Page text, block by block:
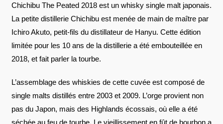
Chichibu The Peated 2018 est un whisky single malt japonais.
La petite distillerie Chichibu est menée de main de maître par
Ichiro Akuto, petit-fils du distillateur de Hanyu. Cette édition
limitée pour les 10 ans de la distillerie a été embouteillée en
2018, et fait parler la tourbe.
L’assemblage des whiskies de cette cuvée est composé de
single malts distillés entre 2003 et 2009. L’orge provient non
pas du Japon, mais des Highlands écossais, où elle a été
séchée au feu de tourbe. Le vieillissement en fût de bourbon a